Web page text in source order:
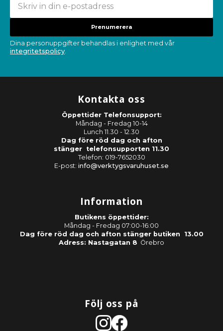
Prenumerera
Dina personuppgifter behandlas i enlighet med vår
integritetspolicy.
Kontakta oss
Öppettider Telefonsupport:
Måndag - Fredag 10-14
Lunch 11.30 - 12.30
Dag före röd dag och afton
stänger telefonsupporten 11.30
Telefon: 019-7652030
E-post: info@verktygsvaruhuset.se
Information
Butikens öppettider:
Måndag - Fredag 07:00-16:00
Dag före röd dag och afton stänger butiken 13.00
Adress: Nastagatan 8 Örebro
Följ oss på